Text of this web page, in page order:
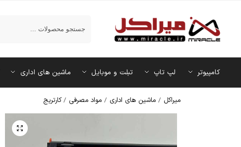
کامپیوتر لپ تاپ تبلت و موبایل ماشین‌ های اداری
میراکل /ماشین‌ های اداری /مواد مصرفی /کارتریج